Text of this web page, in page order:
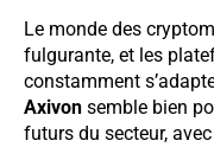
Le monde des
fulgurante, et les
constamment
Axivon semble bien
futurs du secteur,